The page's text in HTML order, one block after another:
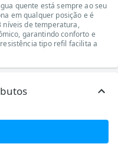
quente está sempre ao seu
em qualquer posição e é
níveis de temperatura,
garantindo conforto e
tipo refil facilita a